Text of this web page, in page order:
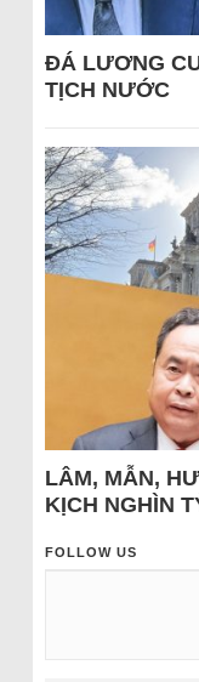
ĐÁ LƯƠNG
TỊCH NƯỚC
LÂM, MẪN,
KỊCH NGHÌN
FOLLOW US